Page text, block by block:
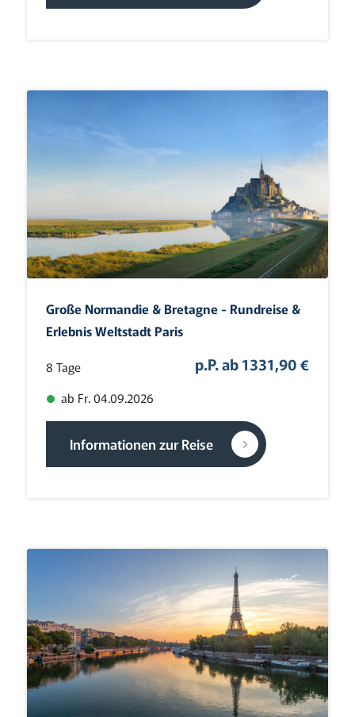
Große Normandie & Bretagne - Rundreise &
Erlebnis Weltstadt Paris
8 Tage
ab Fr. 04.09.2026
p.P. ab 1331,90 €
Informationen zur Reise